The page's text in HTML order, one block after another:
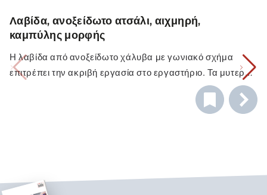
Λαβίδα, ανοξείδωτο ατσάλι, αιχμηρή,
καμπύλης μορφής
Η λαβίδα από ανοξείδωτο χάλυβα με γωνιακό σχήμα
επιτρέπει την ακριβή εργασία στο εργαστήριο. Τα μυτερά,
αυλακωτά άκρα μπορούν να χρησιμοποιηθούν για την
αξιόπιστη εργασία με ευαίσθητα υλικά, ιστούς ή δείγματα.
καλλυντικά και τα τρόφιμα και ποτά.